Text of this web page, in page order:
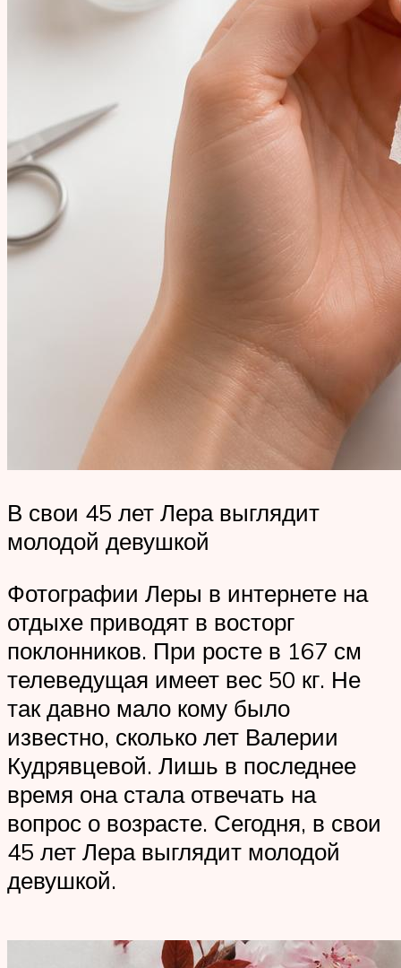
В свои 45 лет Лера выглядит
молодой девушкой
Фотографии Леры в интернете на
отдыхе приводят в восторг
поклонников. При росте в 167 см
телеведущая имеет вес 50 кг. Не
так давно мало кому было
известно, сколько лет Валерии
Кудрявцевой. Лишь в последнее
время она стала отвечать на
вопрос о возрасте. Сегодня, в свои
45 лет Лера выглядит молодой
девушкой.